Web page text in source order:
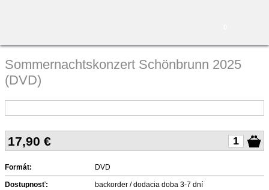
Sommernachtskonzert Schönbrunn 2025
(DVD)
17,90 €
Formát: DVD
Dostupnosť: backorder / dodacia doba 3-7 dní